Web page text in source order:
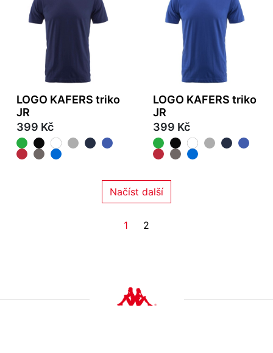
LOGO KAFERS triko
JR
399 Kč
LOGO KAFERS triko
JR
399 Kč
Načíst další
1 2